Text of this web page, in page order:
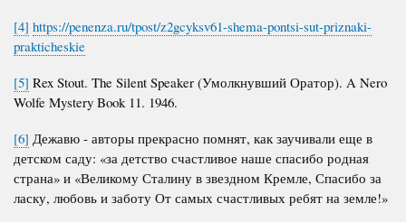
[4] https://penenza.ru/tpost/z2gcyksv61-shema-pontsi-sut-priznaki-
prakticheskie
[5] Rex Stout. The Silent Speaker (Умолкнувший Оратор). A Nero
Wolfe Mystery Book 11. 1946.
[6] Дежавю - авторы прекрасно помнят, как заучивали еще в
детском саду: «за детство счастливое наше спасибо родная
страна» и «Великому Сталину в звездном Кремле, Спасибо за
ласку, любовь и заботу От самых счастливых ребят на земле!»